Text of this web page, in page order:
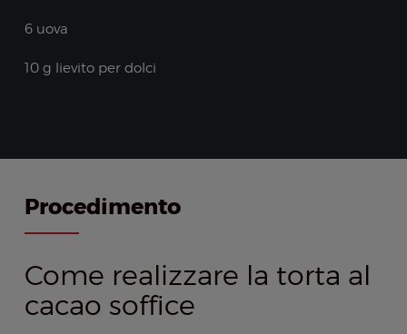
6 uova
10 g lievito per dolci
Procedimento
Come realizzare la torta al
cacao soffice